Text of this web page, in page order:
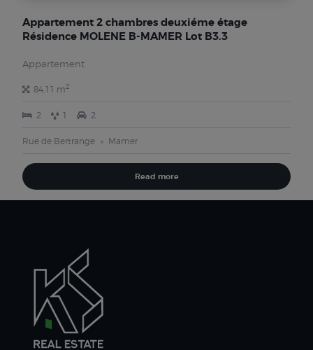
Appartement 2 chambres deuxiéme étage
Résidence MOLENE B-MAMER Lot B3.3
Appartement
84,11 m2
2 1 2
Rue de Bertrange Mamer
Read more